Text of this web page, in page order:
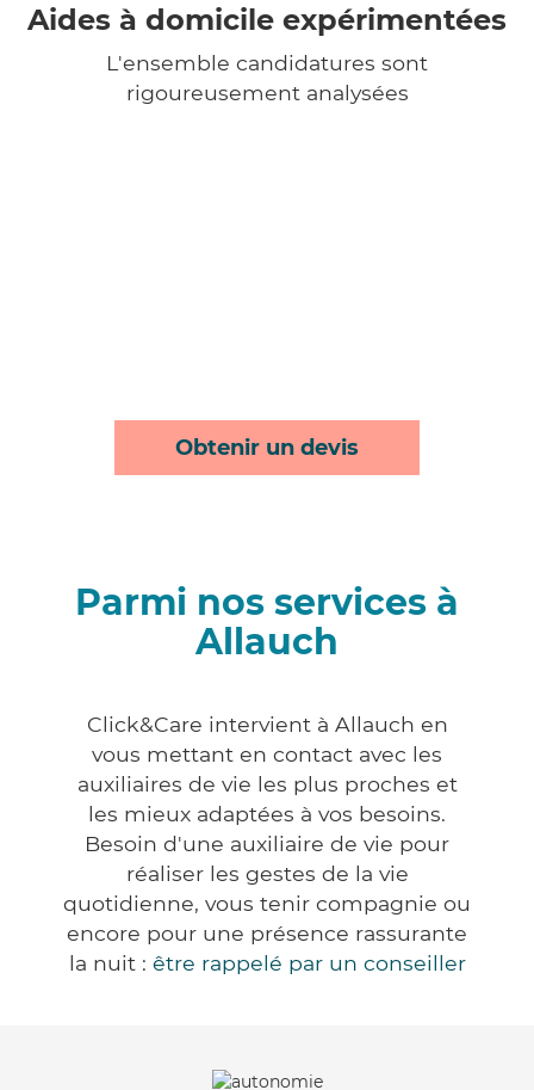
Aides à domicile expérimentées
L'ensemble candidatures sont
rigoureusement analysées
Obtenir un devis
Parmi nos services à
Allauch
Click&Care intervient à Allauch en
vous mettant en contact avec les
auxiliaires de vie les plus proches et
les mieux adaptées à vos besoins.
Besoin d'une auxiliaire de vie pour
réaliser les gestes de la vie
quotidienne, vous tenir compagnie ou
encore pour une présence rassurante
la nuit : être rappelé par un conseiller